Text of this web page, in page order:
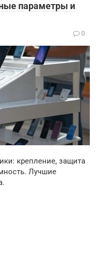
параметры и
0
крепление, защита
Лучшие